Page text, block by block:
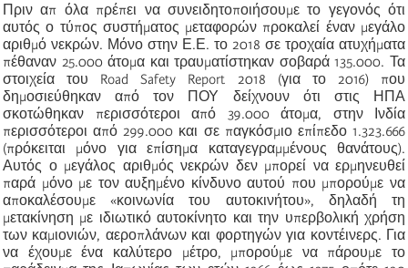
Πριναπ όλαπρέπει να συνειδητοποιήσουμε το γεγονός ότι
αυτός ο τύπος συστήματος μεταφορών προκαλεί έναν μεγάλο
αριθμό νεκρών. Μόνο στην Ε.Ε. το 2018 σε τροχαία ατυχήματα
πέθαναν 25.000 άτομα και τραυματίστηκαν σοβαρά 135.000. Τα
στοιχεία του Road Safety Report 2018 (για το 2016) που
δημοσιεύθηκαν από τον ΠΟΥ δείχνουν ότι στις ΗΠΑ
σκοτώθηκαν περισσότεροι από 39.000 άτομα, στην Ινδία
περισσότεροι από 299.000 και σε παγκόσμιο επίπεδο 1.323.666
(πρόκειται μόνο για επίσημα καταγεγραμμένους θανάτους).
Αυτός ο μεγάλος αριθμός νεκρών δεν μπορεί να ερμηνευθεί
παρά μόνο με τον αυξημένο κίνδυνο αυτού που μπορούμε να
αποκαλέσουμε «κοινωνία του αυτοκινήτου», δηλαδή τη
μετακίνηση με ιδιωτικό αυτοκίνητο και την υπερβολική χρήση
των καμιονιών, αεροπλάνων και φορτηγών για κοντέινερς. Για
να έχουμε ένα καλύτερο μέτρο, μπορούμε να πάρουμε το